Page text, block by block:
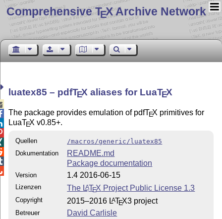
Comprehensive TEX Archive Network
luatex85 – pdfTEX aliases for LuaTEX
The package provides emulation of pdfTEX primitives for
LuaTEX v0.85+.
Quellen
/macros/generic/luatex85
Dokumentation
README.md
Package documentation
Version 1.4 2016-06-15
Lizenzen The LATEX Project Public License 1.3
Copyright 2015–2016 LATEX3 project
Betreuer
David Carlisle